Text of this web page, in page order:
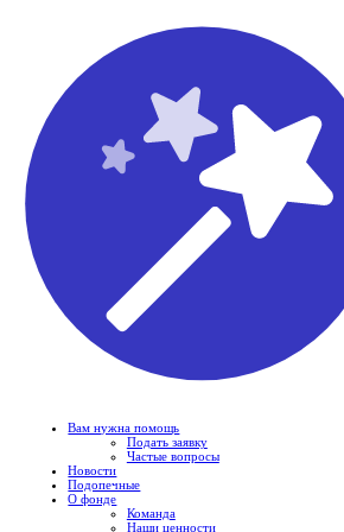
Вам нужна помощь
Подать заявку
Частые вопросы
Новости
Подопечные
О фонде
Команда
Наши ценности